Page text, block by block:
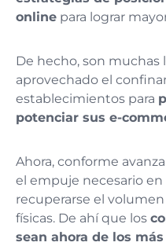
online para lograr
De hecho, son muchas
aprovechado el
establecimientos para
potenciar sus e-
Ahora, conforme
el empuje necesario
recuperarse el
físicas. De ahí que los
sean ahora de los